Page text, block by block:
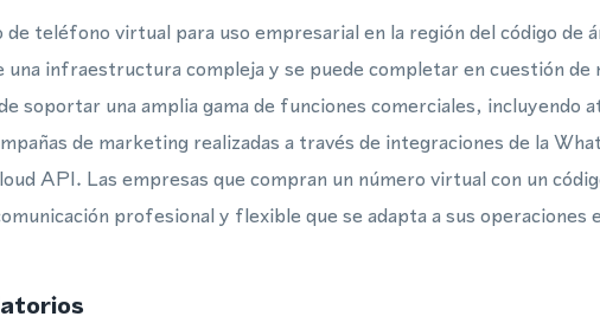
teléfono virtual para uso empresarial en la región del código de
infraestructura compleja y se puede completar en cuestión de
soportar una amplia gama de funciones comerciales, incluyendo
de marketing realizadas a través de integraciones de la
API. Las empresas que compran un número virtual con un
profesional y flexible que se adapta a sus operaciones